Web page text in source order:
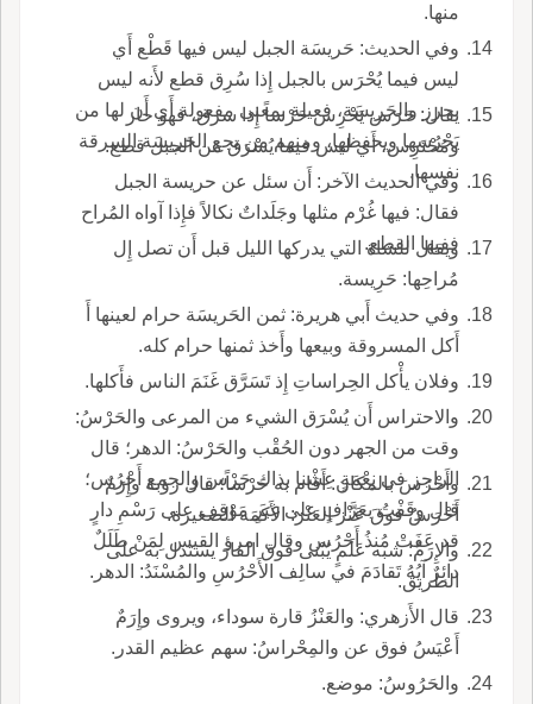
منها.
وفي الحديث: حَريسَة الجبل ليس فيها قَطْع أَي
ليس فيما يُحْرَس بالجبل إِذا سُرِق قطع لأَنه ليس
بحرز والحَريسَة، فعيلة بمعنى مفعولة أَي أَن لها من
يَحْرُسها ويحفظها، ومنهم من يجع الحَريسَة السرقة
نفسها.
يقال: حَرَس يَحْرِس حَرْساً إِذا سرق، فهو حار
ومُحْتَرِس، أَي ليس فيما يُسْرَق من الجبل قطع.
وفي الحديث الآخر: أَن سئل عن حريسة الجبل
فقال: فيها غُرْم مثلها وجَلَداتٌ نكالاً فإِذا آواه المُراح
ففيها القطع.
ويقال للشاة التي يدركها الليل قبل أَن تصل إِل
مُراحِها: حَرِيسة.
وفي حديث أَبي هريرة: ثمن الحَريسَة حرام لعينها أَ
أَكل المسروقة وبيعها وأَخذ ثمنها حرام كله.
وفلان يأْكل الحِراساتِ إِذ تَسَرَّق غَنَمَ الناس فأَكلها.
والاحتراس أَن يُسْرَق الشيء من المرعى والحَرْسُ:
وقت من الجهر دون الحُقْب والحَرْسُ: الدهر؛ قال
الراجز في نِعْمَةٍ عِشْنا بذاك حَرْس والجمع أَحْرُس؛
قال وقَفْتُ بعَرَّافٍ على غيرِ مَوْقِف على رَسْمِ دارٍ
قد عَفَتْ مُنذُ أَحْرُس وقال امرؤ القيس لِمَنْ طَلَلٌ
دائِرٌ آيُهُ تَقادَمَ في سالِف الأَحْرُسِ والمُسْنَدُ: الدهر.
وأَحْرَسَ بالمكان: أَقام به حَرْساً؛ قال رؤبة وإِرَمٌ
أَحْرَسُ فوقَ عَنْز العَنْز: الأَكَمَة الصغيرة.
والإِرَمُ: شبه عَلَمٍ يُبْنى فوق القارَ يستدل به على
الطريق.
قال الأَزهري: والعَنْزُ قارة سوداء، ويروى وإِرَمٌ
أَعْيَسُ فوق عن والمِحْراسُ: سهم عظيم القدر.
والحَرُوسُ: موضع.